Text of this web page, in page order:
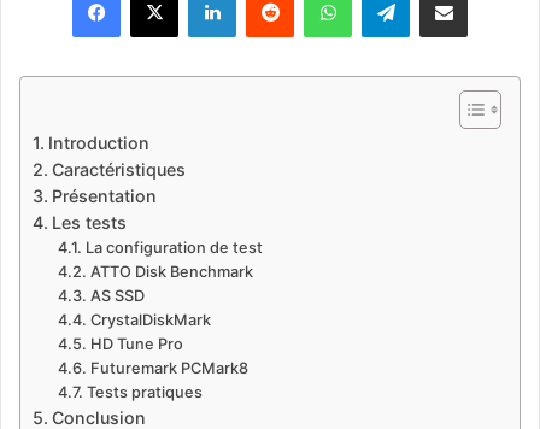
l
Introduction
Caractéristiques
Présentation
Les tests
La configuration de test
ATTO Disk Benchmark
AS SSD
CrystalDiskMark
HD Tune Pro
Futuremark PCMark8
Tests pratiques
Conclusion